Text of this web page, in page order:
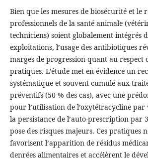
Bien que les mesures de biosécurité et le
professionnels de la santé animale
techniciens) soient globalement intégrés
exploitations, l’usage des antibiotiques
marges de progression quant au respect
pratiques. L’étude met en évidence un
systématique et souvent cumulé aux
préventifs (50 % des cas), avec une
pour l’utilisation de l’oxytétracycline par
la persistance de l’auto-prescription par
pose des risques majeurs. Ces pratiques
favorisent l’apparition de résidus
denrées alimentaires et accélèrent le